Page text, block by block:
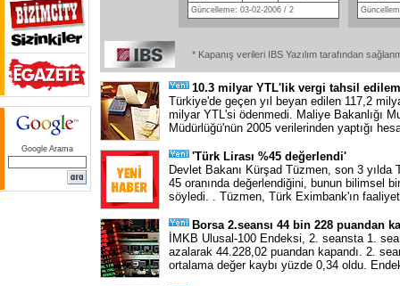
Google Arama
Güncelleme: 03-02-2006 / 2
* Kapanış verileri IBS Yazılım tarafından
10.3 milyar YTL'lik vergi tahsil
Türkiye'de geçen yıl beyan edilen 117,2
milyar YTL'si ödenmedi. Maliye Bakanlığı
Müdürlüğü'nün 2005 verilerinden yaptığı
'Türk Lirası %45 değerlendi'
Devlet Bakanı Kürşad Tüzmen, son 3 yılda
45 oranında değerlendiğini, bunun bilimsel
söyledi. . Tüzmen, Türk Eximbank'ın
Borsa 2.seansı 44 bin 228 puandan
İMKB Ulusal-100 Endeksi, 2. seansta 1.
azalarak 44.228,02 puandan kapandı. 2.
ortalama değer kaybı yüzde 0,34 oldu.